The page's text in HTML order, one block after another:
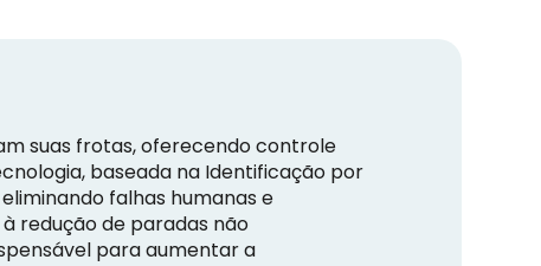
suas frotas, oferecendo controle
baseada na Identificação por
falhas humanas e
redução de paradas não
para aumentar a